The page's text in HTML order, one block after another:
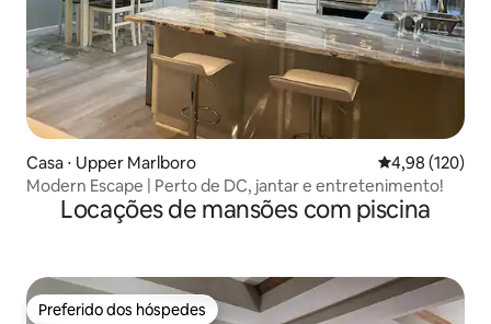
Casa ⋅ Upper Marlboro 4,98 de uma
4,98 (120)
Modern Escape | Perto de DC, jantar e entretenimento!
Locações de mansões com piscina
Preferido dos hóspedes
Preferido dos hóspedes